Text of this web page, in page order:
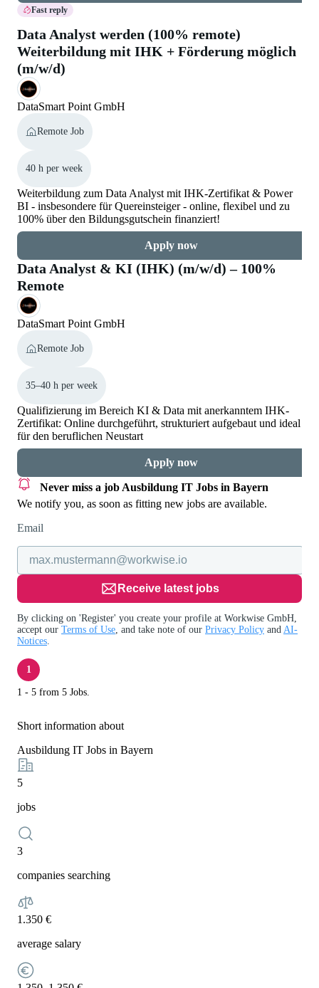
Fast reply
Data Analyst werden (100% remote)
Weiterbildung mit IHK + Förderung möglich
(m/w/d)
DataSmart Point GmbH
Remote Job
40 h per week
Weiterbildung zum Data Analyst mit IHK-Zertifikat & Power
BI - insbesondere für Quereinsteiger - online, flexibel und zu
100% über den Bildungsgutschein finanziert!
Apply now
Data Analyst & KI (IHK) (m/w/d) – 100%
Remote
DataSmart Point GmbH
Remote Job
35–40 h per week
Qualifizierung im Bereich KI & Data mit anerkanntem IHK-
Zertifikat: Online durchgeführt, strukturiert aufgebaut und ideal
für den beruflichen Neustart
Apply now
Never miss a job Ausbildung IT Jobs in Bayern
We notify you, as soon as fitting new jobs are available.
Email
Receive latest jobs
By clicking on 'Register' you create your profile at Workwise GmbH,
accept our Terms of Use , and take note of our Privacy Policy and AI-
Notices
1
1 - 5 from 5 Jobs.
Short information about
Ausbildung IT Jobs in Bayern
5
jobs
3
companies searching
1.350 €
average salary